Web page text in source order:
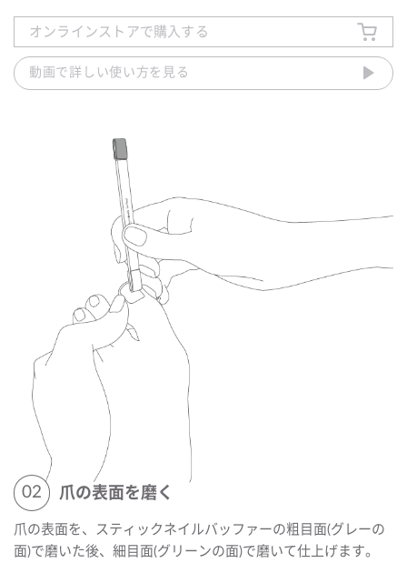
オンラインストアで購入する
動画で詳しい使い方を見る
爪の表面を磨く
爪の表面を、スティックネイルバッファーの粗目面(グレーの
面)で磨いた後、細目面(グリーンの面)で磨いて仕上げます。